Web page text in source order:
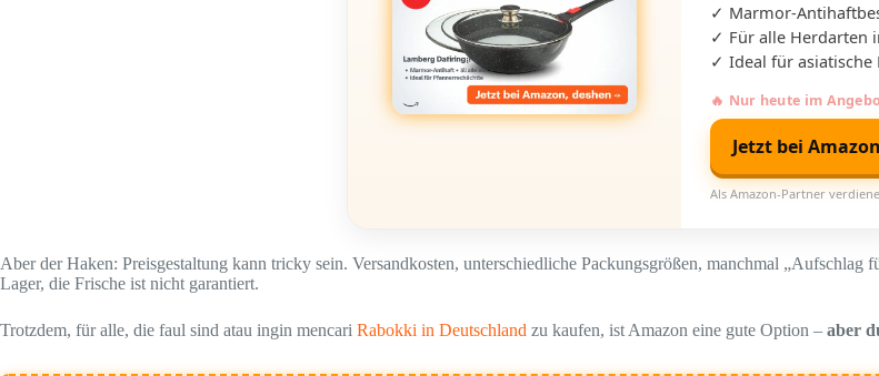
✓ Marmor-
✓ Für alle Herdarten
✓ Ideal für asiatische
🔥 Nur heute im
Jetzt bei
Als Amazon-Partner
Aber der Haken: Preisgestaltung kann tricky sein. Versandkosten, unterschiedliche Packungsgrößen, manchmal
Lager, die Frische ist nicht garantiert.
Trotzdem, für alle, die faul sind atau ingin mencari Rabokki in Deutschland zu kaufen, ist Amazon eine gute Option – aber